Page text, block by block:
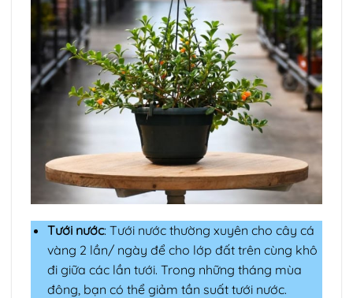
Tưới nước: Tưới nước thường xuyên cho cây cá
vàng 2 lần/ ngày để cho lớp đất trên cùng khô
đi giữa các lần tưới. Trong những tháng mùa
đông, bạn có thể giảm tần suất tưới nước.